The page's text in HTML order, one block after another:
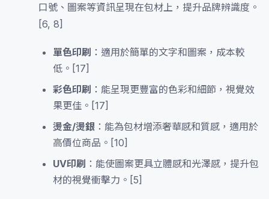
口號、圖案等資訊呈現在包材上，提升品牌辨識度。
[6, 8]
單色印刷 ：適用於簡單的文字和圖案，成本較
低。[17]
彩色印刷 ：能呈現更豐富的色彩和細節，視覺效
果更佳。[17]
燙金/燙銀 ：能為包材增添奢華感和質感，適用於
高價位商品。[10]
UV印刷 ：能使圖案更具立體感和光澤感，提升包
材的視覺衝擊力。[5]